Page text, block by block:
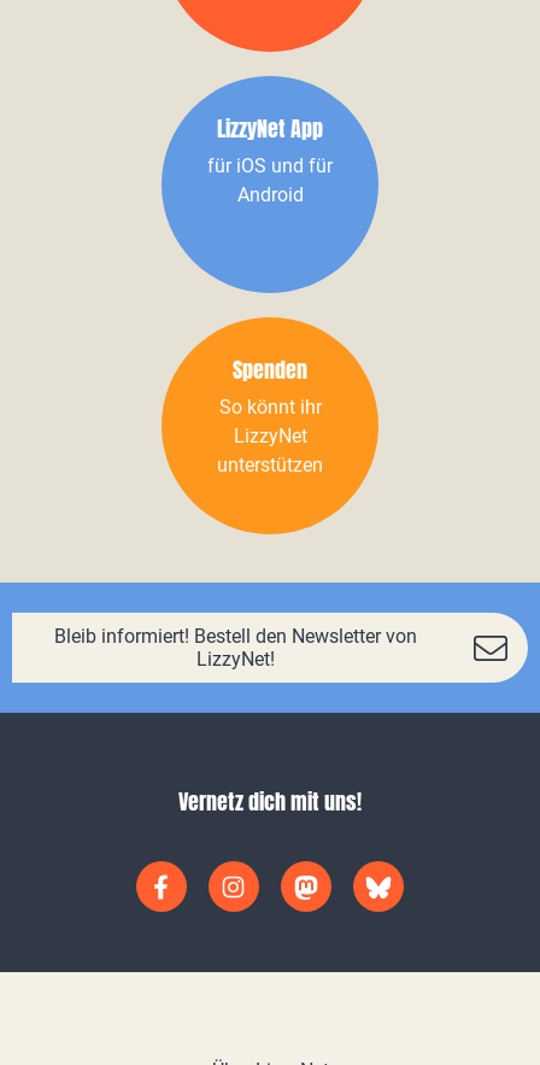
LizzyNet App
für iOS und für
Android
Spenden
So könnt ihr
LizzyNet
unterstützen
Bleib informiert! Bestell den Newsletter von
LizzyNet!
Vernetz dich mit uns!